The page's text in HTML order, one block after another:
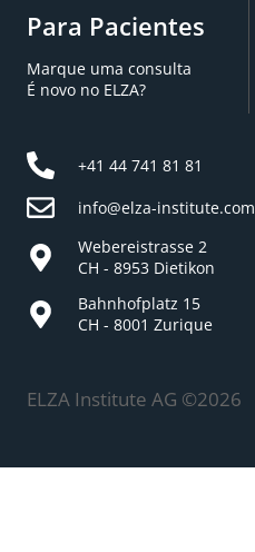
Para Pacientes
Marque uma consulta
É novo no ELZA?
+41 44 741 81 81
info@elza-institute.com
Webereistrasse 2
CH - 8953 Dietikon
Bahnhofplatz 15
CH - 8001 Zurique
ELZA Institute AG ©2026